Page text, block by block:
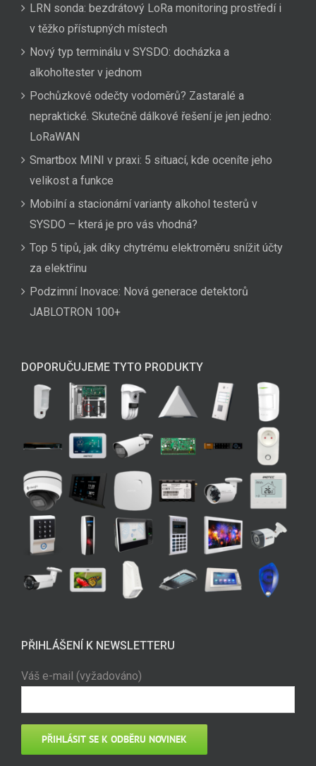
LRN sonda: bezdrátový LoRa monitoring prostředí i
v těžko přístupných místech
Nový typ terminálu v SYSDO: docházka a
alkoholtester v jednom
Pochůzkové odečty vodoměrů? Zastaralé a
nepraktické. Skutečně dálkové řešení je jen jedno:
LoRaWAN
Smartbox MINI v praxi: 5 situací, kde oceníte jeho
velikost a funkce
Mobilní a stacionární varianty alkohol testerů v
SYSDO – která je pro vás vhodná?
Top 5 tipů, jak díky chytrému elektroměru snížit účty
za elektřinu
Podzimní Inovace: Nová generace detektorů
JABLOTRON 100+
DOPORUČUJEME TYTO PRODUKTY
PŘIHLÁŠENÍ K NEWSLETTERU
Váš e-mail (vyžadováno)